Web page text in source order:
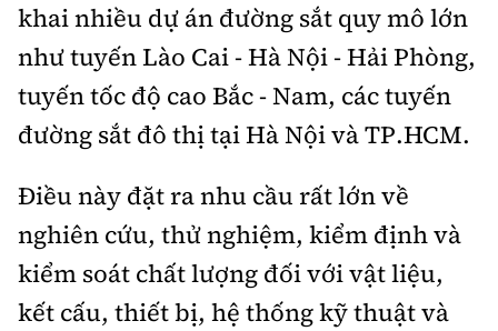
khai nhiều dự án đường sắt quy mô lớn
như tuyến Lào Cai - Hà Nội - Hải Phòng,
tuyến tốc độ cao Bắc - Nam, các tuyến
đường sắt đô thị tại Hà Nội và TP.HCM.
Điều này đặt ra nhu cầu rất lớn về
nghiên cứu, thử nghiệm, kiểm định và
kiểm soát chất lượng đối với vật liệu,
kết cấu, thiết bị, hệ thống kỹ thuật và